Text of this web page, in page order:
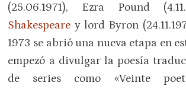
(25.06.1971), Ezra Pound
Shakespeare y lord Byron
1973 se abrió una nueva etapa en
empezó a divulgar la poesía
de series como «Veinte